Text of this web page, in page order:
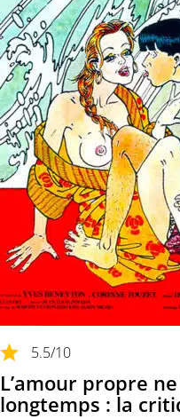
5.5/10
L’amour propre
longtemps : la